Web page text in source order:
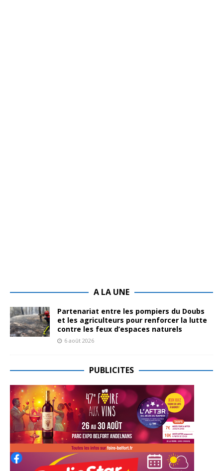
A LA UNE
Partenariat entre les pompiers du Doubs
et les agriculteurs pour renforcer la lutte
contre les feux d’espaces naturels
6 août 2026
PUBLICITES